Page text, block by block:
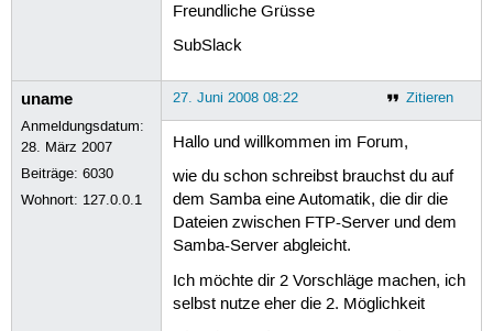
Freundliche Grüsse
SubSlack
uname
Anmeldungsdatum:
28. März 2007
Beiträge:6030
Wohnort: 127.0.0.1
Zitieren
27. Juni 2008 08:22
Hallo und willkommen im Forum,
wie du schon schreibst brauchst du auf
dem Samba eine Automatik, die dir die
Dateien zwischen FTP-Server und dem
Samba-Server abgleicht.
Ich möchte dir 2 Vorschläge machen, ich
selbst nutze eher die 2. Möglichkeit